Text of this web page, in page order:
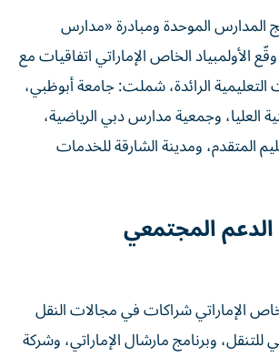
المدارس الموحدة ومبادرة «مدارس
الأولمبياد الخاص الإماراتي اتفاقيات مع
الرائدة، شملت: جامعة أبوظبي،
العليا، وجمعية مدارس دبي الرياضية،
المتقدم، ومدينة الشارقة للخدمات
الدعم المجتمعي
الإماراتي شراكات في مجالات النقل
للتنقل، وبرنامج مارشال الإماراتي، وشركة